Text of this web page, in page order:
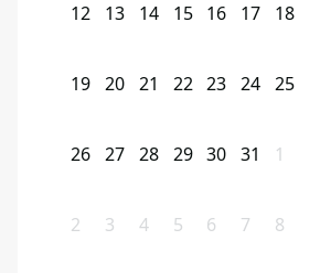
12 13 14 15 16 17 18
19 20 21 22 23 24 25
26 27 28 29 30 31 1
2 3 4 5 6 7 8